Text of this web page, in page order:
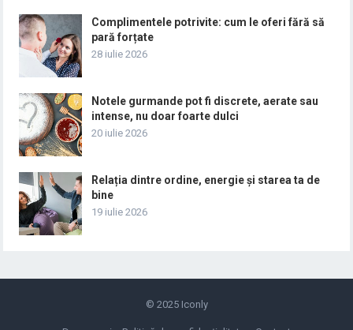
Complimentele potrivite: cum le oferi fără să
pară forțate
28 iulie 2026
Notele gurmande pot fi discrete, aerate sau
intense, nu doar foarte dulci
20 iulie 2026
Relația dintre ordine, energie și starea ta de
bine
19 iulie 2026
© 2025 Iconly